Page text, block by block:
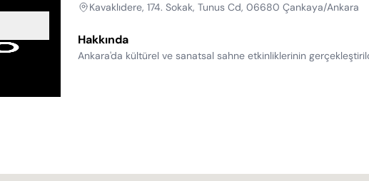
Kavaklıdere, 174. Sokak, Tunus Cd, 06680 Çankaya/Ankara
Hakkında
Ankara'da kültürel ve sanatsal sahne etkinliklerinin